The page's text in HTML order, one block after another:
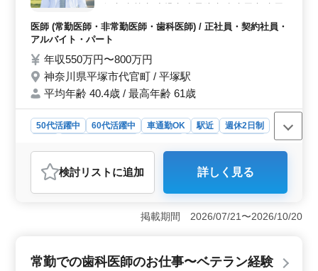
が可能です。
内科治療/矯正歯科/審美歯科 ホワイトニン
グ/トリートメントケア/PMTC/イリゲーショ
います) ＊50代、60代歓迎 ＊女医歓迎 ＊交
通費全額支給 ＊社会保険完備 等 現在シニア
層、積極的に採用中☆ 皆様からのご応募お
待ちしております◯
医師 (常勤医師・非常勤医師・歯科医師) / 正社員・契約社員・
アルバイト・パート
年収550万円〜800万円
神奈川県平塚市代官町 / 平塚駅
平均年齢 40.4歳 / 最高年齢 61歳
50代活躍中 60代活躍中 車通勤OK 駅近
週休2日制
おすすめポイント
＜中高年歓迎＞ 平塚市にある歯科医院が、中高年の方
を歓迎して歯科医師を募集中です。経験豊富な方、積極
的に採用中！一般歯科から審美歯科まで、様々な診療業
できるのでアクセス良好です。また、車通勤も可能で、
検討リスト に追加 詳しく見る
掲載期間 2026/07/21〜2026/10/20
常勤での歯科医師のお仕事〜ベテラン経験